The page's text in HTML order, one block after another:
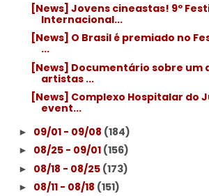
[News] Jovens cineastas! 9º
Internacional...
[News] O Brasil é premiado no
...
[News] Documentário sobre um
artistas ...
[News] Complexo Hospitalar do
event...
► 09/01 - 09/08 (184)
► 08/25 - 09/01 (156)
► 08/18 - 08/25 (173)
► 08/11 - 08/18 (151)